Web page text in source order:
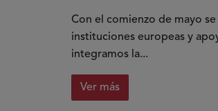
Con el comienzo de mayo
instituciones europeas y
integramos la...
Ver más
sobre